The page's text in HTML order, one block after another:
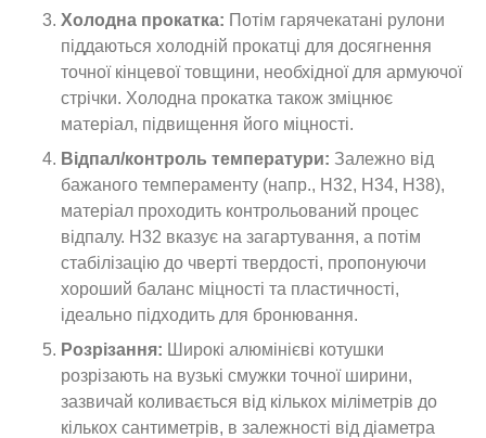
Холодна прокатка: Потім гарячекатані рулони
піддаються холодній прокатці для досягнення
точної кінцевої товщини, необхідної для армуючої
стрічки. Холодна прокатка також зміцнює
матеріал, підвищення його міцності.
Відпал/контроль температури: Залежно від
бажаного темпераменту (напр., H32, H34, H38),
матеріал проходить контрольований процес
відпалу. H32 вказує на загартування, а потім
стабілізацію до чверті твердості, пропонуючи
хороший баланс міцності та пластичності,
ідеально підходить для бронювання.
Розрізання: Широкі алюмінієві котушки
розрізають на вузькі смужки точної ширини,
зазвичай коливається від кількох міліметрів до
кількох сантиметрів, в залежності від діаметра